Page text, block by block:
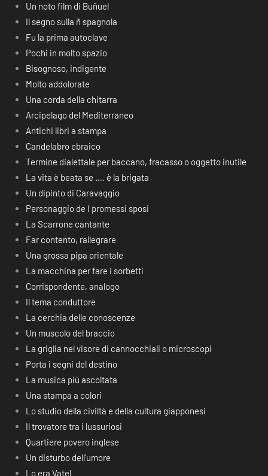
Un noto film di Buñuel
Il segno sulla ñ spagnola
Fu la prima autoclave
Pochi in molto spazio
Bisognoso, indigente
Molto addolorate
Una corda della chitarra
Arcipelago del Mediterraneo
Antichi libri a stampa
Candelabro ebraico
Termine dialettale per baccano, fracasso o oggetto inutile
La vita è beata se …. è la brigata
Un dipinto di Caravaggio
Personaggio de I promessi sposi
La Scarrone cantante
Far contento, rallegrare
Una grossa pipa orientale
La macchina per fare i sorbetti
Corrispondente, analogo
Il tema conduttore
La cerchia delle conoscenze
Un muscolo del braccio
La griglia nel visore di cannocchiali o microscopi
Porta i segni del destino
La musica più ascoltata
Una stampa a colori
Lo studio della civiltà e della cultura giapponesi
Il trovatore tra i lussuriosi
Quartiere povero inglese
Un disturbo dell’umore
Lo era Vatel